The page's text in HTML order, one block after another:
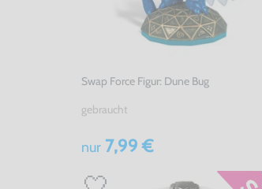
Swap Force Figur: Dune Bug
gebraucht
nur 7,99 €